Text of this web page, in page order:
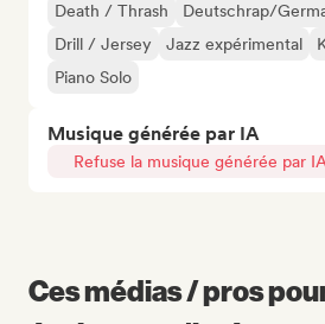
Death / Thrash
Deutschrap/
Drill / Jersey
Jazz expérimental
Piano Solo
Musique générée par IA
Refuse la musique générée par IA
Ces médias / pros